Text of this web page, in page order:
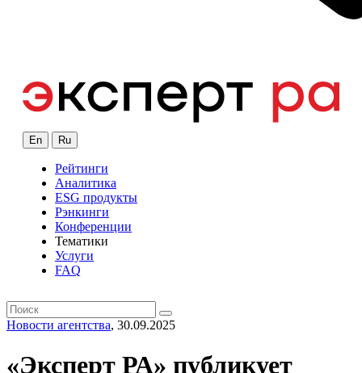
En Ru
Рейтинги
Аналитика
ESG продукты
Рэнкинги
Конференции
Тематики
Услуги
FAQ
Новости агентства, 30.09.2025
«Эксперт РА» публикует